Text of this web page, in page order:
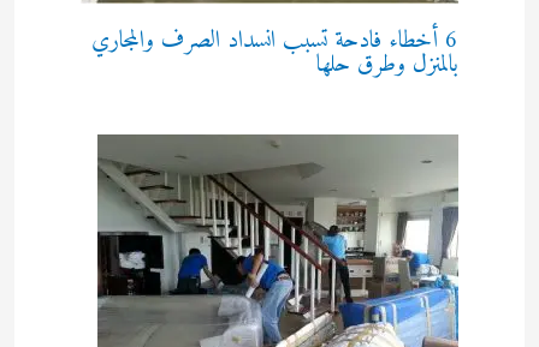
6 أخطاء فادحة تسبب انسداد الصرف والمجاري
بالمنزل وطرق حلها